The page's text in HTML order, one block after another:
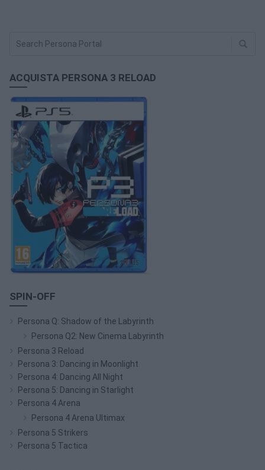
ACQUISTA PERSONA 3 RELOAD
SPIN-OFF
Persona Q: Shadow of the Labyrinth
Persona Q2: New Cinema Labyrinth
Persona 3 Reload
Persona 3: Dancing in Moonlight
Persona 4: Dancing All Night
Persona 5: Dancing in Starlight
Persona 4 Arena
Persona 4 Arena Ultimax
Persona 5 Strikers
Persona 5 Tactica